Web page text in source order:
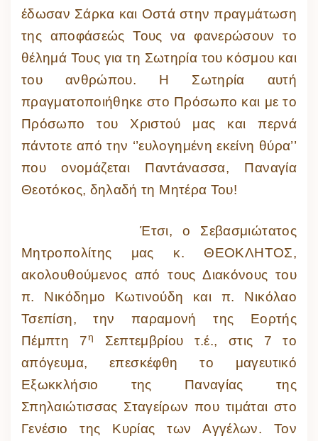
έδωσαν Σάρκα και Οστά στην πραγμάτωση
της αποφάσεώς Τους να φανερώσουν το
θέλημά Τους για τη Σωτηρία του κόσμου και
του ανθρώπου. Η Σωτηρία αυτή
πραγματοποιήθηκε στο Πρόσωπο και με το
Πρόσωπο του Χριστού μας και περνά
πάντοτε από την ‘’ευλογημένη εκείνη θύρα’’
που ονομάζεται Παντάνασσα, Παναγία
Θεοτόκος, δηλαδή τη Μητέρα Του!
Έτσι, ο Σεβασμιώτατος
Μητροπολίτης μας κ. ΘΕΟΚΛΗΤΟΣ,
ακολουθούμενος από τους Διακόνους του
π. Νικόδημο Κωτινούδη και π. Νικόλαο
Τσεπίση, την παραμονή της Εορτής
Πέμπτη 7η
Σεπτεμβρίου τ.έ., στις 7 το
απόγευμα, επεσκέφθη το μαγευτικό
Εξωκκλήσιο της Παναγίας της
Σπηλαιώτισσας Σταγείρων που τιμάται στο
Γενέσιο της Κυρίας των Αγγέλων. Τον